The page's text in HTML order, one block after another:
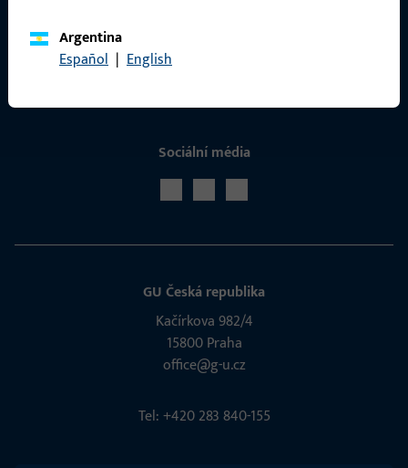
Argentina
Español | English
Sociální média
GU Česká republika
Kačírkova 982/4
15800 Praha
office@g-u.cz
Tel: +420 283 840-155